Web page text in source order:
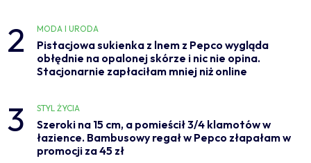
2 MODA I URODA
Pistacjowa sukienka z lnem z Pepco wygląda
obłędnie na opalonej skórze i nic nie opina.
Stacjonarnie zapłaciłam mniej niż online
3 STYL ŻYCIA
Szeroki na 15 cm, a pomieścił 3/4 klamotów w
łazience. Bambusowy regał w Pepco złapałam w
promocji za 45 zł